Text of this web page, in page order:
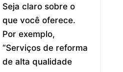
Seja claro sobre o
que você oferece.
Por exemplo,
“Serviços de reforma
de alta qualidade